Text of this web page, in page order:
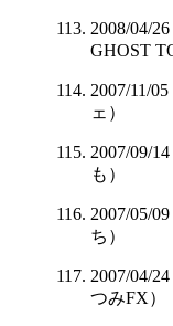
2008/04/
GHOST
2007/11/05
ェ）
2007/09/14
も）
2007/05/
ち）
2007/04/
つみFX）